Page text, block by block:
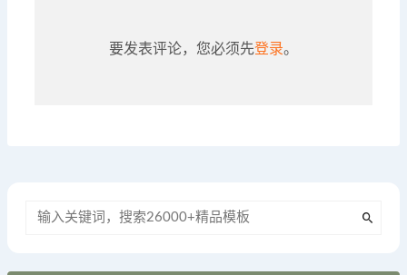
要发表评论，您必须先登录。